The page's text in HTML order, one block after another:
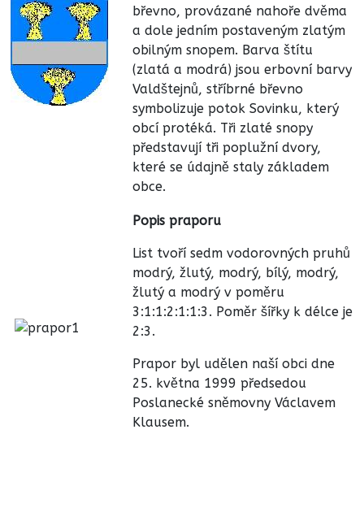
břevno, provázané nahoře dvěma
a dole jedním postaveným zlatým
obilným snopem. Barva štítu
(zlatá a modrá) jsou erbovní barvy
Valdštejnů, stříbrné břevno
symbolizuje potok Sovinku, který
obcí protéká. Tři zlaté snopy
představují tři poplužní dvory,
které se údajně staly základem
obce.
Popis praporu
List tvoří sedm vodorovných pruhů
modrý, žlutý, modrý, bílý, modrý,
žlutý a modrý v poměru
3:1:1:2:1:1:3. Poměr šířky k délce je
2:3.
Prapor byl udělen naší obci dne
25. května 1999 předsedou
Poslanecké sněmovny Václavem
Klausem.